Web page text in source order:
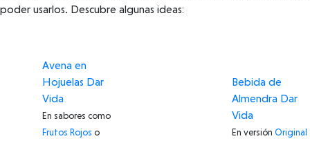
poder usarlos. Descubre algunas ideas:
Avena en
Hojuelas Dar
Vida
En sabores como
Frutos Rojos o
Bebida de
Almendra Dar
Vida
En versión Original